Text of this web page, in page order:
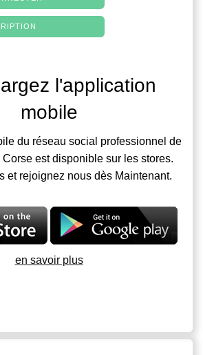
l'application
mobile
du réseau social professionnel de
Corse est disponible sur les stores.
et rejoignez nous dès Maintenant.
en savoir plus